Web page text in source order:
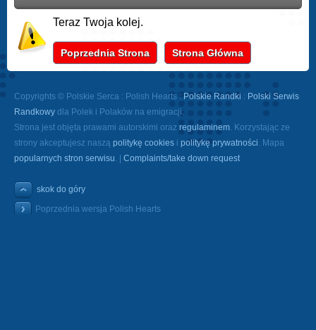
Teraz Twoja kolej.
Poprzednia Strona Strona Główna
Copyrights © Polskie Serca : Polish Hearts : Polskie Randki : Polski Serwis
Randkowy dla Polek i Polaków na emigracji.
Strona jest objęta prawami autorskimi oraz regulaminem. Korzystając ze
strony akceptujesz naszą politykę cookies i politykę prywatności. Mapa
popularnych stron serwisu. | Complaints/take down request
skok do góry
Poprzednia wersja Polish Hearts